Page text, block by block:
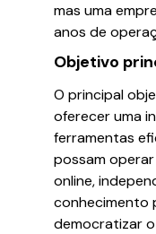
mas uma
anos de
Objetivo
O principal
oferecer uma
ferramentas
possam
online,
conhecimento
democratizar